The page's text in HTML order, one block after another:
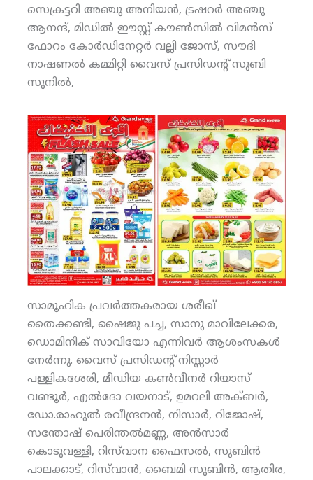
സെക്രട്ടറി അഞ്ചു അനിയന്‍, ട്രഷറര്‍ അഞ്ചു
ആനന്ദ്, മിഡില്‍ ഈസ്റ്റ് കൗണ്‍സില്‍ വിമന്‍സ്
ഫോറം കോര്‍ഡിനേറ്റര്‍ വല്ലി ജോസ്, സൗദി
നാഷണല്‍ കമ്മിറ്റി വൈസ് പ്രസിഡന്റ് സുബി
സുനില്‍,
സാമൂഹിക പ്രവര്‍ത്തകരായ ശരീഖ്
തൈക്കണ്ടി, ഷൈജു പച്ച, സാനു മാവിലേക്കര,
ഡൊമിനിക് സാവിയോ എന്നിവര്‍ ആശംസകള്‍
നേര്‍ന്നു. വൈസ് പ്രസിഡന്റ് നിസ്സാര്‍
പള്ളികശേരി, മീഡിയ കണ്‍വീനര്‍ റിയാസ്
വണ്ടൂര്‍, എല്‍ദോ വയനാട്, ഉമറലി അക്ബര്‍,
ഡോ.രാഹുല്‍ രവീന്ദ്രനന്‍, നിസാര്‍, റിജോഷ്,
സന്തോഷ് പെരിന്തല്‍മണ്ണ, അന്‍സാര്‍
കൊടുവള്ളി, റിസ്‌വാന ഫൈസല്‍, സുബിന്‍
പാലക്കാട്, റിസ്‌വാന്‍, ബൈമി സുബിന്‍, ആതിര,